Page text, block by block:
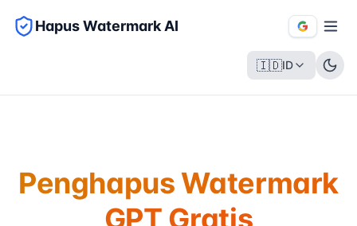
Hapus Watermark AI
🇮🇩ID
Penghapus Watermark
GPT Gratis